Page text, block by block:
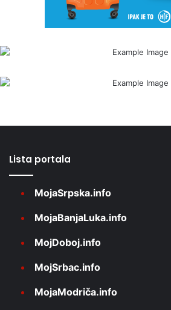
Lista portala
MojaSrpska.info
MojaBanjaLuka.info
MojDoboj.info
MojSrbac.info
MojaModriča.info